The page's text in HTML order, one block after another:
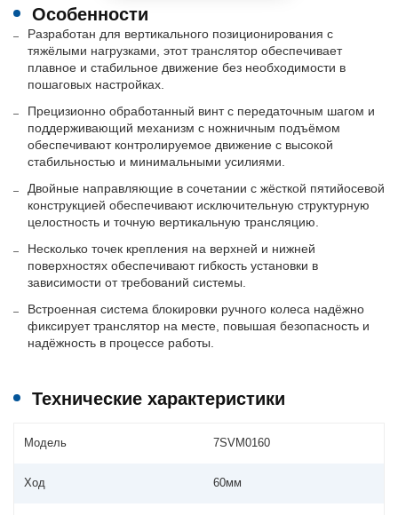
Особенности
Разработан для вертикального позиционирования с
тяжёлыми нагрузками, этот транслятор обеспечивает
плавное и стабильное движение без необходимости в
пошаговых настройках.
Прецизионно обработанный винт с передаточным шагом и
поддерживающий механизм с ножничным подъёмом
обеспечивают контролируемое движение с высокой
стабильностью и минимальными усилиями.
Двойные направляющие в сочетании с жёсткой пятийосевой
конструкцией обеспечивают исключительную структурную
целостность и точную вертикальную трансляцию.
Несколько точек крепления на верхней и нижней
поверхностях обеспечивают гибкость установки в
зависимости от требований системы.
Встроенная система блокировки ручного колеса надёжно
фиксирует транслятор на месте, повышая безопасность и
надёжность в процессе работы.
Технические характеристики
Модель 7SVM0160
Ход 60мм